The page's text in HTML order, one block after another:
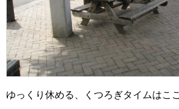
ゆっくり休める、くつろぎタイムはここ